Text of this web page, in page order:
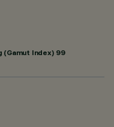
(Gamut Index) 99